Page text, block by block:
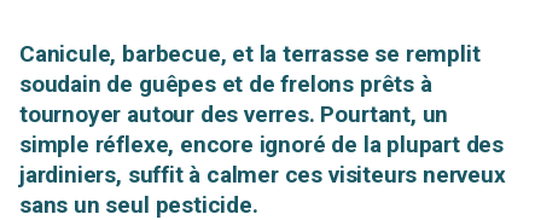
Canicule, barbecue, et la terrasse se remplit
soudain de guêpes et de frelons prêts à
tournoyer autour des verres. Pourtant, un
simple réflexe, encore ignoré de la plupart des
jardiniers, suffit à calmer ces visiteurs nerveux
sans un seul pesticide.